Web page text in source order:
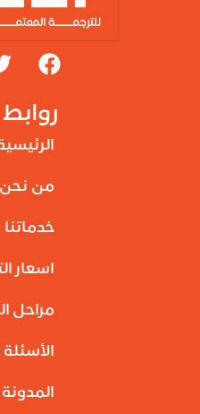
من نحن
خدماتنا
اسعار
مراحل
المدونة